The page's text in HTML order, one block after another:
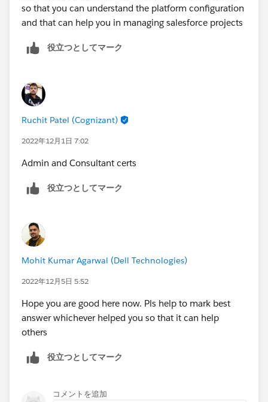
so that you can understand the platform configuration
and that can help you in managing salesforce projects
役立つとしてマーク
Ruchit Patel (Cognizant)
2022年12月1日 7:02
Admin and Consultant certs
役立つとしてマーク
Mohit Kumar Agarwal (Dell Technologies)
2022年12月5日 5:52
Hope you are good here now. Pls help to mark best
answer whichever helped you so that it can help
others
役立つとしてマーク
コメントを追加